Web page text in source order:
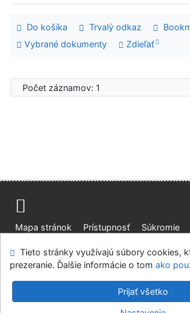
Do košíka Trvalý odkaz
Vybrané dokumenty
Zdieľať
Počet záznamov: 1
Mapa stránok Prístupnosť
Súkromie
v.4.8.63a-
Tieto stránky využívajú súbory cookies,
prezeranie. Ďalšie informácie o tom ako
Prijať všetko